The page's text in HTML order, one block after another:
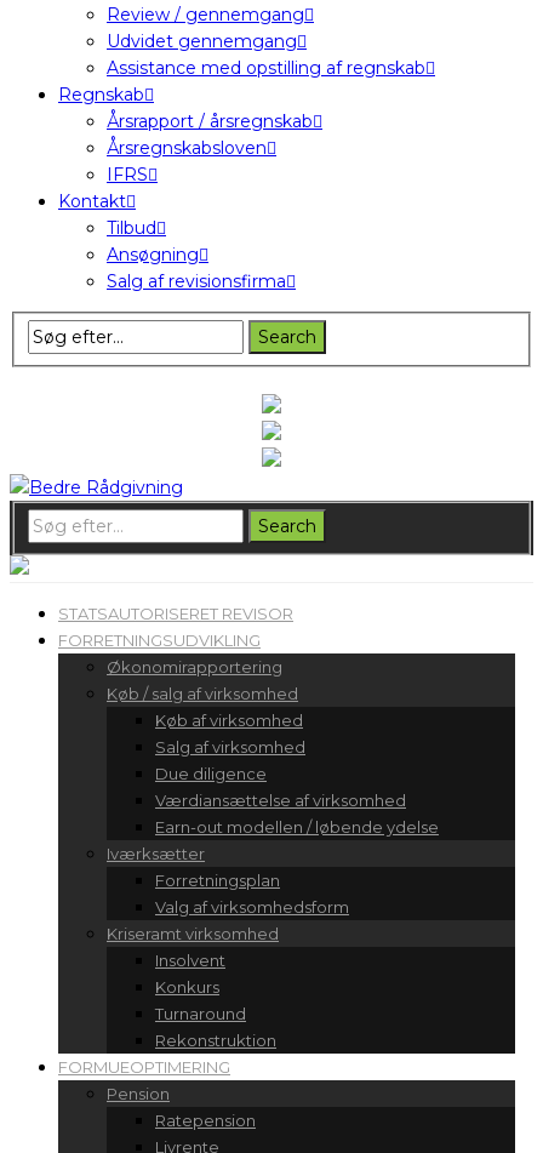
Review / gennemgang
Udvidet gennemgang
Assistance med opstilling af regnskab
Regnskab
Årsrapport / årsregnskab
Årsregnskabsloven
IFRS
Kontakt
Tilbud
Ansøgning
Salg af revisionsfirma
STATSAUTORISERET REVISOR
FORRETNINGSUDVIKLING
Økonomirapportering
Køb / salg af virksomhed
Køb af virksomhed
Salg af virksomhed
Due diligence
Værdiansættelse af virksomhed
Earn-out modellen / løbende ydelse
Iværksætter
Forretningsplan
Valg af virksomhedsform
Kriseramt virksomhed
Insolvent
Konkurs
Turnaround
Rekonstruktion
FORMUEOPTIMERING
Pension
Ratepension
Livrente